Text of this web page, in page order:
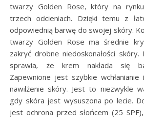
twarzy Golden Rose, który na
trzech odcieniach. Dzięki temu z
odpowiednią barwę do swojej skóry.
twarzy Golden Rose ma średnie
zakryć drobne niedoskonałości skóry.
sprawia, że krem nakłada się
Zapewnione jest szybkie
nawilżenie skóry. Jest to niezwykle
gdy skóra jest wysuszona po lecie.
jest ochrona przed słońcem (25